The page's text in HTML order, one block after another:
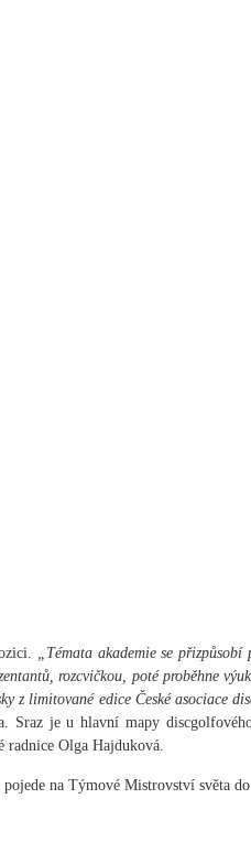
„Témata akademie se
rozcvičkou, poté proběhne
z limitované edice České asociace
Sraz je u hlavní mapy
radnice Olga Hajduková.
pojede na Týmové Mistrovství světa